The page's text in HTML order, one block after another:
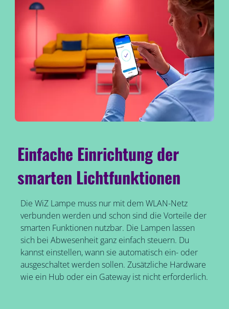
Einfache Einrichtung der
smarten Lichtfunktionen
Die WiZ Lampe muss nur mit dem WLAN-Netz
verbunden werden und schon sind die Vorteile der
smarten Funktionen nutzbar. Die Lampen lassen
sich bei Abwesenheit ganz einfach steuern. Du
kannst einstellen, wann sie automatisch ein- oder
ausgeschaltet werden sollen. Zusätzliche Hardware
wie ein Hub oder ein Gateway ist nicht erforderlich.